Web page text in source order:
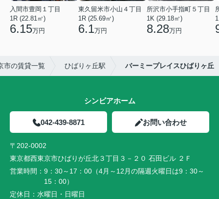
入間市豊岡１丁目
1R (22.81㎡)
6.15万円
東久留米市小山４丁目
1R (25.69㎡)
6.1万円
所沢市小手指町５丁目
1K (29.18㎡)
8.28万円
市の賃貸一覧 ひばりヶ丘駅 バーミープレイスひばりヶ丘
シンビアホーム
042-439-8871 お問い合わせ
〒202-0002
東京都西東京市ひばりが丘北３丁目３－２０ 石田ビル ２Ｆ
営業時間： 9：30～17：00（4月～12月の隔週火曜日は9：30～
15：00）
定休日： 水曜日・日曜日